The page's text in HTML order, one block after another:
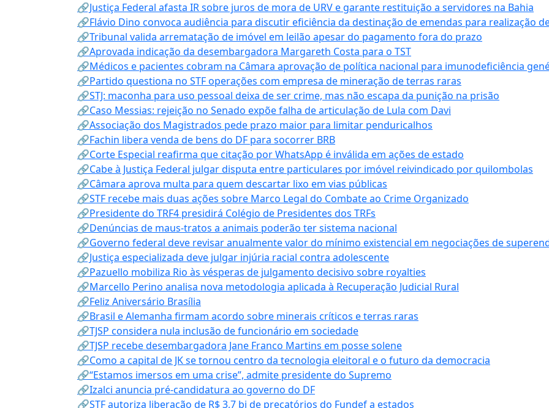
🔗Justiça Federal afasta IR sobre juros de mora de URV e garante restituição a servidores na Bahia
🔗Flávio Dino convoca audiência para discutir eficiência da destinação de emendas para realização
🔗Tribunal valida arrematação de imóvel em leilão apesar do pagamento fora do prazo
🔗Aprovada indicação da desembargadora Margareth Costa para o TST
🔗Médicos e pacientes cobram na Câmara aprovação de política nacional para imunodeficiência
🔗Partido questiona no STF operações com empresa de mineração de terras raras
🔗STJ: maconha para uso pessoal deixa de ser crime, mas não escapa da punição na prisão
🔗Caso Messias: rejeição no Senado expõe falha de articulação de Lula com Davi
🔗Associação dos Magistrados pede prazo maior para limitar penduricalhos
🔗Fachin libera venda de bens do DF para socorrer BRB
🔗Corte Especial reafirma que citação por WhatsApp é inválida em ações de estado
🔗Cabe à Justiça Federal julgar disputa entre particulares por imóvel reivindicado por quilombolas
🔗Câmara aprova multa para quem descartar lixo em vias públicas
🔗STF recebe mais duas ações sobre Marco Legal do Combate ao Crime Organizado
🔗Presidente do TRF4 presidirá Colégio de Presidentes dos TRFs
🔗Denúncias de maus-tratos a animais poderão ter sistema nacional
🔗Governo federal deve revisar anualmente valor do mínimo existencial em negociações de
🔗Justiça especializada deve julgar injúria racial contra adolescente
🔗Pazuello mobiliza Rio às vésperas de julgamento decisivo sobre royalties
🔗Marcello Perino analisa nova metodologia aplicada à Recuperação Judicial Rural
🔗Feliz Aniversário Brasília
🔗Brasil e Alemanha firmam acordo sobre minerais críticos e terras raras
🔗TJSP considera nula inclusão de funcionário em sociedade
🔗TJSP recebe desembargadora Jane Franco Martins em posse solene
🔗Como a capital de JK se tornou centro da tecnologia eleitoral e o futuro da democracia
🔗“Estamos imersos em uma crise”, admite presidente do Supremo
🔗Izalci anuncia pré-candidatura ao governo do DF
🔗STF autoriza liberação de R$ 3,7 bi de precatórios do Fundef a estados